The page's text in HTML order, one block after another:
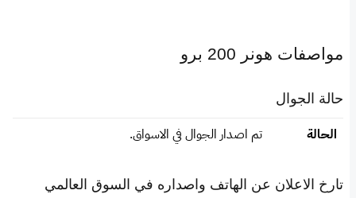
مواصفات هونر 200 برو
حالة الجوال
الحالة تم اصدار الجوال في الاسواق.
تارخ الاعلان عن الهاتف واصداره في السوق العالمي